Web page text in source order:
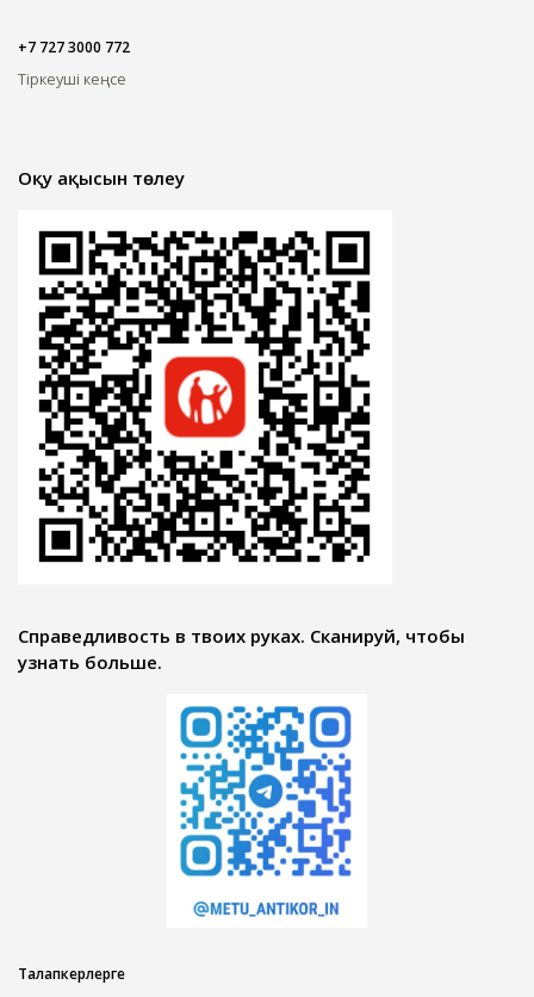
+7 727 3000 772
Тіркеуші кеңсе
Оқу ақысын төлеу
Справедливость в твоих руках. Сканируй, чтобы
узнать больше.
Талапкерлерге